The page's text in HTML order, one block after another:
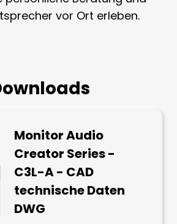
vor Ort erleben.
Monitor Audio
Creator Series -
C3L-A - CAD
technische Daten
DWG